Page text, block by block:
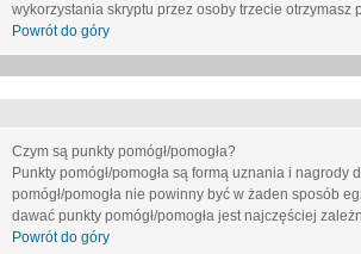
wykorzystania skryptu przez osoby trzecie
Powrót do góry
Czym są punkty pomógł/pomogła?
Punkty pomógł/pomogła są formą uznania i
pomógł/pomogła nie powinny być w żaden sposób
dawać punkty pomógł/pomogła jest najczęściej
Powrót do góry